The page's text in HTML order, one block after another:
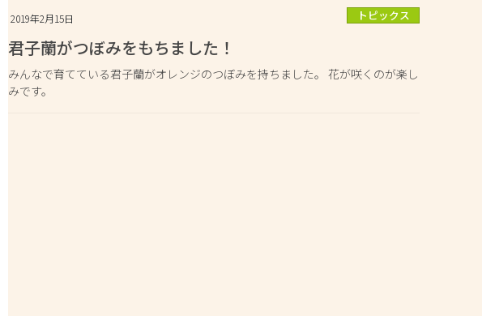
2019年2月15日 トピックス
君子蘭がつぼみをもちました！
みんなで育てている君子蘭がオレンジのつぼみを持ちました。 花が咲くのが楽し
みです。